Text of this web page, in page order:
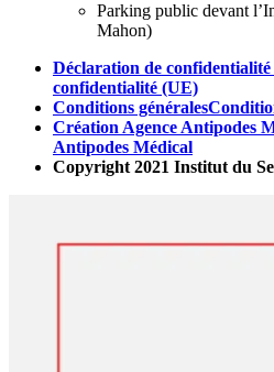
Parking public devant
Mahon)
Déclaration de
confidentialité (UE)
Conditions générales
Création Agence Antipodes
Antipodes Médical
Copyright 2021 Institut du